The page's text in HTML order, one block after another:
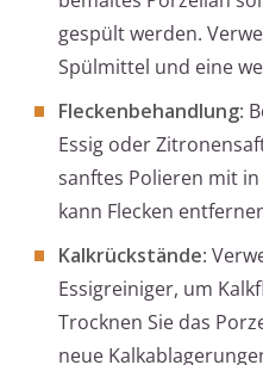
gespült werden.
Spülmittel und eine
Fleckenbehandlung:
Essig oder
sanftes Polieren mit
kann Flecken
Kalkrückstände:
Essigreiniger, um
Trocknen Sie das
neue